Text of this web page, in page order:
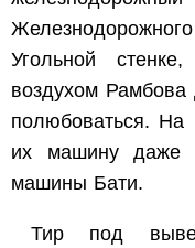
Угольной
воздухом
полюбоваться. На
их машину даже
машины Бати.
Тир под